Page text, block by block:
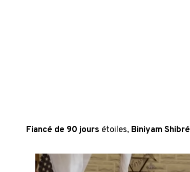
Fiancé de 90 jours étoiles, Biniyam Shibré